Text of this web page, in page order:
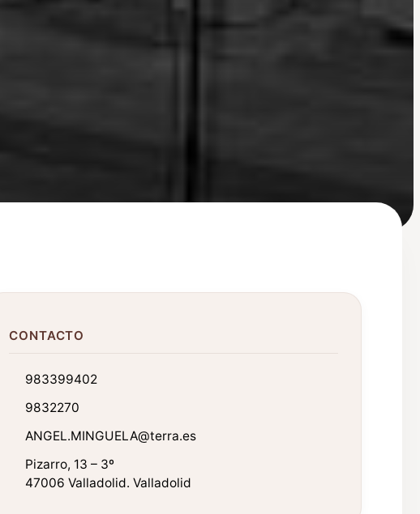
CONTACTO
983399402
9832270
ANGEL.MINGUELA@terra.es
Pizarro, 13 – 3º
47006 Valladolid. Valladolid